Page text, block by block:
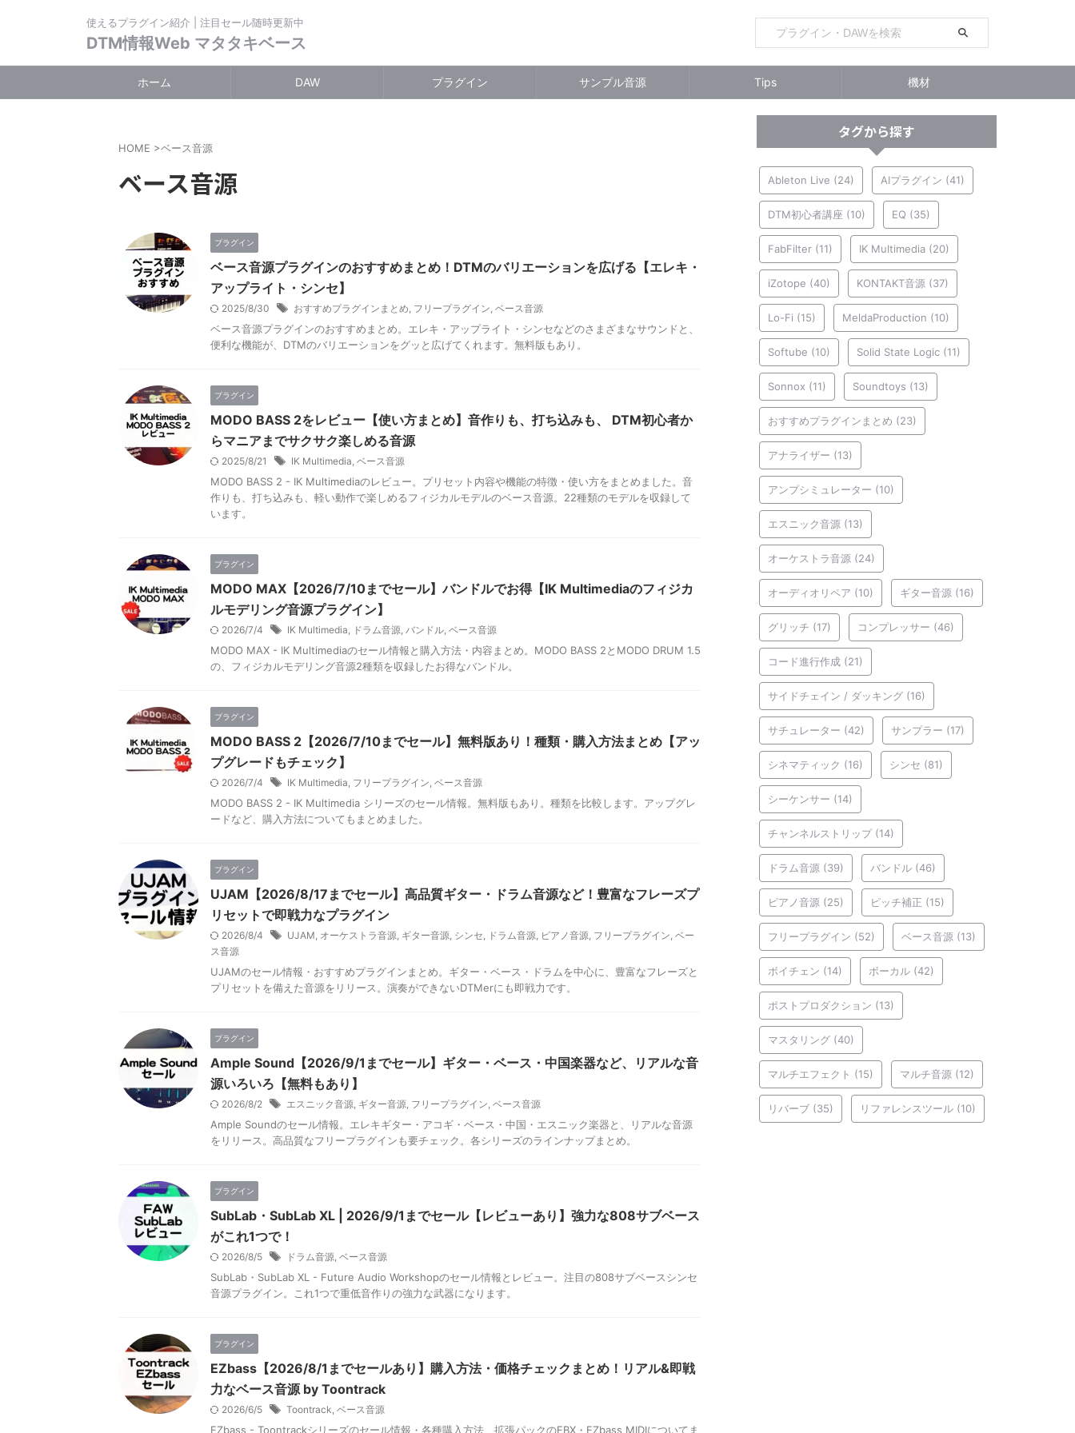
使えるプラグイン紹介 | 注目セール随時更新中
DTM情報Web マタタキベース
ホーム DAW プラグイン サンプル音源 Tips 機材
HOME >ベース音源
ベース音源
プラグイン
ベース音源プラグインのおすすめまとめ！DTMのバリエーションを広げる【エレキ・
アップライト・シンセ】
2025/8/30 おすすめプラグインまとめ, フリープラグイン, ベース音源
ベース音源プラグインのおすすめまとめ。エレキ・アップライト・シンセなどのさまざまなサウンドと、
便利な機能が、DTMのバリエーションをグッと広げてくれます。無料版もあり。
プラグイン
MODO BASS 2をレビュー【使い方まとめ】音作りも、打ち込みも、 DTM初心者か
らマニアまでサクサク楽しめる音源
2025/8/21 IK Multimedia, ベース音源
MODO BASS 2 - IK Multimediaのレビュー。プリセット内容や機能の特徴・使い方をまとめました。音
作りも、打ち込みも、軽い動作で楽しめるフィジカルモデルのベース音源。22種類のモデルを収録して
います。
プラグイン
MODO MAX【2026/7/10までセール】バンドルでお得【IK Multimediaのフィジカ
ルモデリング音源プラグイン】
2026/7/4 IK Multimedia, ドラム音源, バンドル, ベース音源
MODO MAX - IK Multimediaのセール情報と購入方法・内容まとめ。MODO BASS 2とMODO DRUM 1.5
の、フィジカルモデリング音源2種類を収録したお得なバンドル。
プラグイン
MODO BASS 2【2026/7/10までセール】無料版あり！種類・購入方法まとめ【アッ
プグレードもチェック】
2026/7/4 IK Multimedia, フリープラグイン, ベース音源
MODO BASS 2 - IK Multimedia シリーズのセール情報。無料版もあり。種類を比較します。アップグレ
ードなど、購入方法についてもまとめました。
プラグイン
UJAM【2026/8/17までセール】高品質ギター・ドラム音源など！豊富なフレーズプ
リセットで即戦力なプラグイン
2026/8/4 UJAM, オーケストラ音源, ギター音源, シンセ, ドラム音源, ピアノ音源, フリープラグイン, ベー
ス音源
UJAMのセール情報・おすすめプラグインまとめ。ギター・ベース・ドラムを中心に、豊富なフレーズと
プリセットを備えた音源をリリース。演奏ができないDTMerにも即戦力です。
プラグイン
Ample Sound【2026/9/1までセール】ギター・ベース・中国楽器など、リアルな音
源いろいろ【無料もあり】
2026/8/2 エスニック音源, ギター音源, フリープラグイン, ベース音源
Ample Soundのセール情報。エレキギター・アコギ・ベース・中国・エスニック楽器と、リアルな音源
をリリース。高品質なフリープラグインも要チェック。各シリーズのラインナップまとめ。
プラグイン
SubLab・SubLab XL | 2026/9/1までセール【レビューあり】強力な808サブベース
がこれ1つで！
2026/8/5 ドラム音源, ベース音源
SubLab・SubLab XL - Future Audio Workshopのセール情報とレビュー。注目の808サブベースシンセ
音源プラグイン。これ1つで重低音作りの強力な武器になります。
プラグイン
EZbass【2026/8/1までセールあり】購入方法・価格チェックまとめ！リアル&即戦
力なベース音源 by Toontrack
2026/6/5 Toontrack, ベース音源
EZbass - Toontrackシリーズのセール情報・各種購入方法、拡張パックのEBX・EZbass MIDIについてま
タグから探す
Ableton Live (24) AIプラグイン (41)
DTM初心者講座 (10) EQ (35)
FabFilter (11) IK Multimedia (20)
iZotope (40) KONTAKT音源 (37)
Lo-Fi (15) MeldaProduction (10)
Softube (10) Solid State Logic (11)
Sonnox (11) Soundtoys (13)
おすすめプラグインまとめ (23)
アナライザー (13)
アンプシミュレーター (10)
エスニック音源 (13)
オーケストラ音源 (24)
オーディオリペア (10) ギター音源 (16)
グリッチ (17) コンプレッサー (46)
コード進行作成 (21)
サイドチェイン / ダッキング (16)
サチュレーター (42) サンプラー (17)
シネマティック (16) シンセ (81)
シーケンサー (14)
チャンネルストリップ(14)
ドラム音源 (39) バンドル (46)
ピアノ音源 (25) ピッチ補正 (15)
フリープラグイン (52) ベース音源 (13)
ボイチェン (14) ボーカル (42)
ポストプロダクション (13)
マスタリング (40)
マルチエフェクト (15) マルチ音源 (12)
リバーブ (35) リファレンスツール (10)